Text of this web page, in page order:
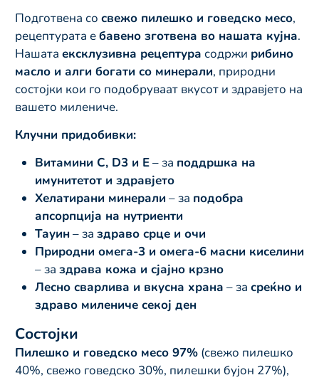
Подготвена со свежо пилешко и говедско месо,
рецептурата ебавено зготвена во нашата кујна.
Нашата ексклузивна рецептура содржи рибино
масло и алги богати со минерали, природни
состојки кои го подобруваат вкусот и здравјето на
вашето милениче.
Клучни придобивки:
Витамини C, D3 и E– за поддршка на
имунитетот и здравјето
Хелатирани минерали – за подобра
апсорпција на нутриенти
Тауин– за здраво срце и очи
Природни омега-3 и омега-6 масни киселини
– за здрава кожа и сјајно крзно
Лесно сварлива и вкусна храна – за среќно и
здраво милениче секој ден
Состојки
Пилешко и говедско месо 97% (свежо пилешко
40%, свежо говедско 30%, пилешки бујон 27%),